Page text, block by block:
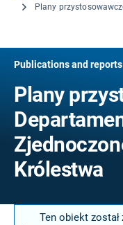
Publications and reports
Plany
Królestwa
Ten obiekt